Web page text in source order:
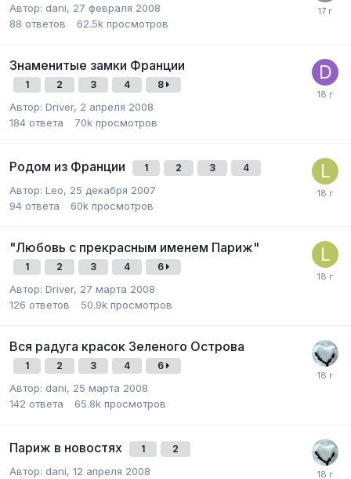
Автор: dani, 27 февраля 2008
88 ответов 62.5k просмотров
Знаменитые замки Франции
1 2 3 4 8
Автор: Driver, 2 апреля 2008
184 ответа 70k просмотров
Родом из Франции 1 2 3 4
Автор: Leo, 25 декабря 2007
94 ответа 60k просмотров
"Любовь с прекрасным именем Париж"
1 2 3 4 6
Автор: Driver, 27 марта 2008
126 ответов 50.9k просмотров
Вся радуга красок Зеленого Острова
1 2 3 4 6
Автор: dani, 25 марта 2008
142 ответа 65.8k просмотров
Париж в новостях 1 2
Автор: dani, 12 апреля 2008